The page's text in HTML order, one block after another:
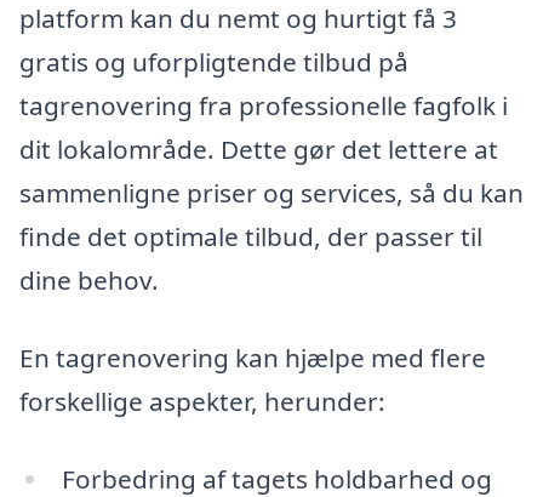
platform kan du nemt og hurtigt få 3
gratis og uforpligtende tilbud på
tagrenovering fra professionelle fagfolk i
dit lokalområde. Dette gør det lettere at
sammenligne priser og services, så du kan
finde det optimale tilbud, der passer til
dine behov.
En tagrenovering kan hjælpe med flere
forskellige aspekter, herunder:
Forbedring af tagets holdbarhed og